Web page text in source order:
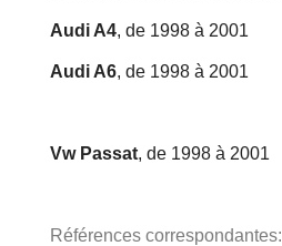
Audi A4, de 1998 à 2001
Audi A6, de 1998 à 2001
Vw Passat, de 1998 à 2001
Références correspondantes: